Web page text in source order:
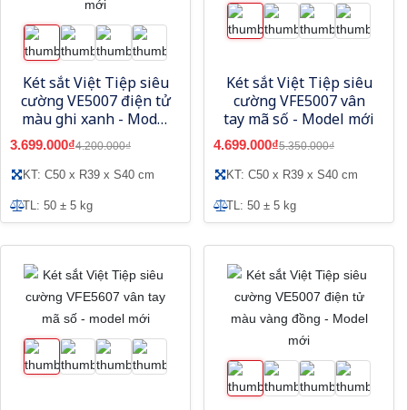
Két sắt Việt Tiệp siêu
cường VE5007 điện tử
màu ghi xanh - Model
mới
3.699.000₫4.200.000₫
KT: C50 x R39 x S40 cm
TL: 50 ± 5 kg
Két sắt Việt Tiệp siêu
cường VFE5007 vân
tay mã số - Model mới
4.699.000₫5.350.000₫
KT: C50 x R39 x S40 cm
TL: 50 ± 5 kg